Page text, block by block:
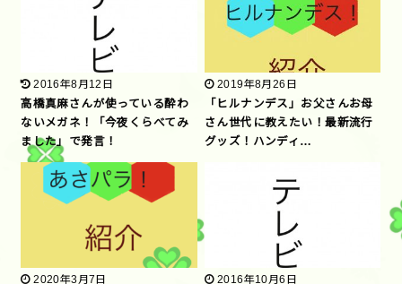
2016年8月12日
高橋真麻さんが使っている酔わ
ないメガネ！「今夜くらべてみ
ました」で発言！
2019年8月26日
「ヒルナンデス」お父さんお母
さん世代に教えたい！最新流行
グッズ！ハンディ…
2020年3月7日 2016年10月6日